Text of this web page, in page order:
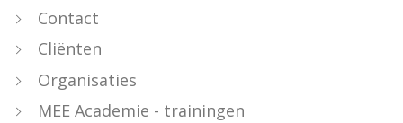
Contact
Cliënten
Organisaties
MEE Academie - trainingen